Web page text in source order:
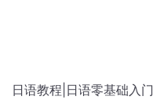
日语教程|日语零基础入